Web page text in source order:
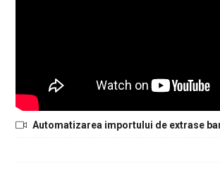
Automatizarea importului de extrase